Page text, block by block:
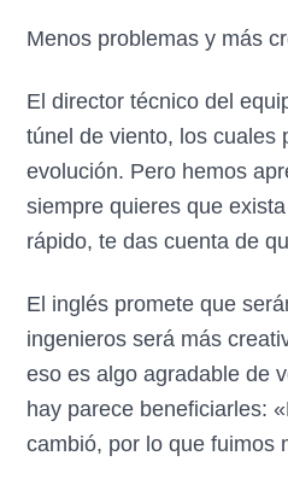
Menos problemas y más
El director técnico del
túnel de viento, los cuales
evolución. Pero hemos
siempre quieres que
rápido, te das cuenta de
El inglés promete que
ingenieros será más
eso es algo agradable de
hay parece beneficiarles:
cambió, por lo que fuimos